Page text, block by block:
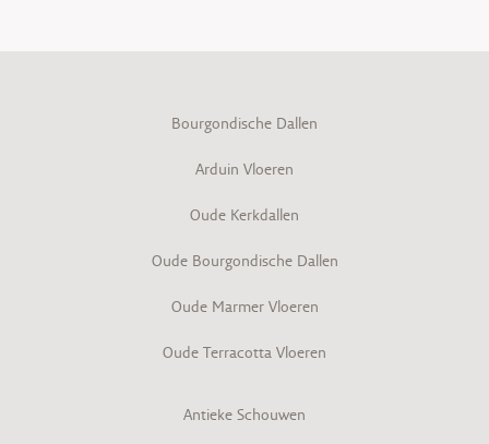
Bourgondische Dallen
Arduin Vloeren
Oude Kerkdallen
Oude Bourgondische Dallen
Oude Marmer Vloeren
Oude Terracotta Vloeren
Antieke Schouwen